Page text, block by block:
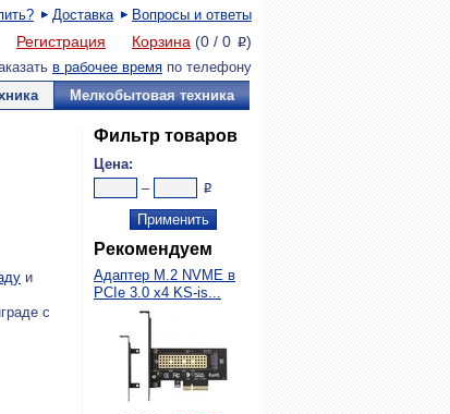
Доставка Вопросы и ответы
Регистрация Корзина (0 / 0 P)
в рабочее время по телефону
Мелкобытовая техника
Фильтр товаров
Цена:
–
P
Рекомендуем
Адаптер M.2 NVME в
PCIe 3.0 x4 KS-is...
и
с